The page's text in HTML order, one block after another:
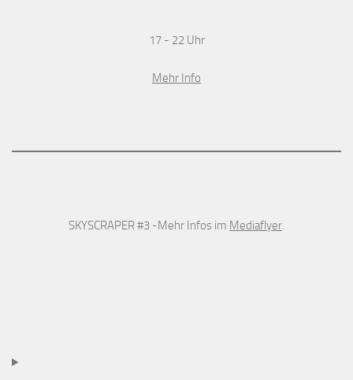
17 - 22 Uhr
Mehr Info
SKYSCRAPER #3 -Mehr Infos im Mediaflyer.